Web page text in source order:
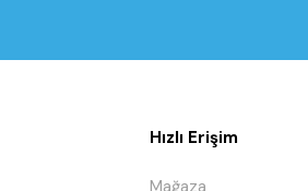
Hızlı Erişim